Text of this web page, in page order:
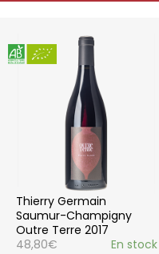
Thierry Germain
Saumur-Champigny
Outre Terre 2017
48,80€ En stock